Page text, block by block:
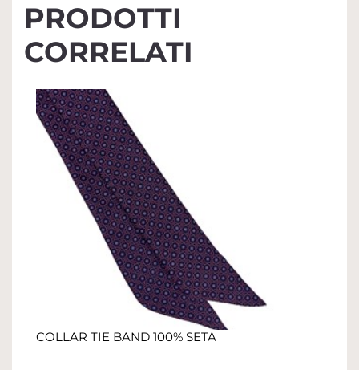
PRODOTTI
CORRELATI
COLLAR TIE BAND 100% SETA